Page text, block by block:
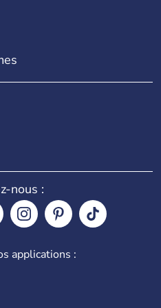
nous :
applications :